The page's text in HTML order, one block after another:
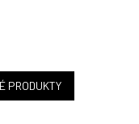
PRODUKTY